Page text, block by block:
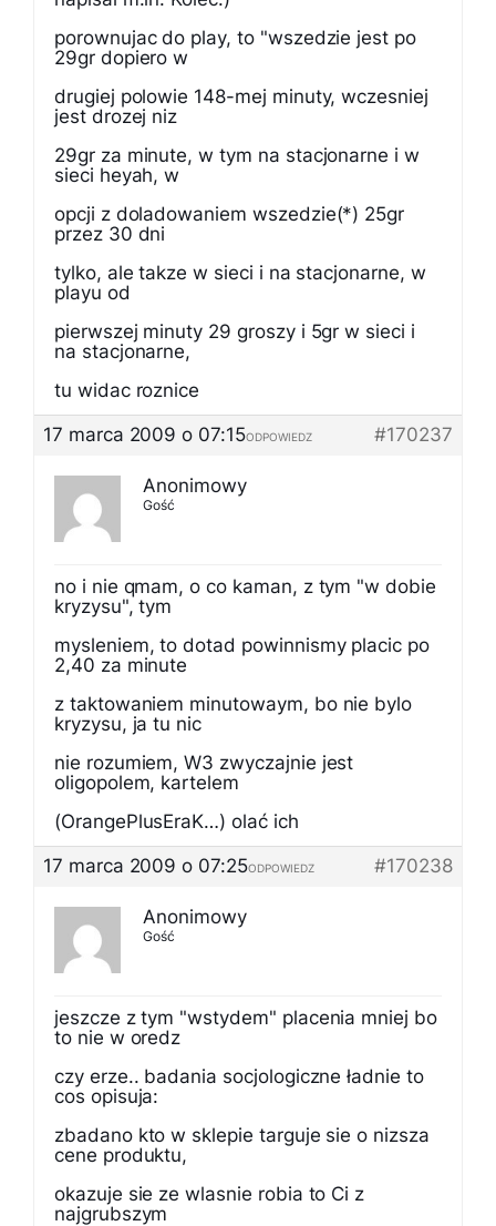
porownujac do play, to "wszedzie jest po
29gr dopiero w
drugiej polowie 148-mej minuty, wczesniej
jest drozej niz
29gr za minute, w tym na stacjonarne i w
sieci heyah, w
opcji z doladowaniem wszedzie(*) 25gr
przez 30 dni
tylko, ale takze w sieci i na stacjonarne, w
playu od
pierwszej minuty 29 groszy i 5gr w sieci i
na stacjonarne,
tu widac roznice
17 marca 2009 o 07:15
#170237
ODPOWIEDZ
Anonimowy
Gość
no i nie qmam, o co kaman, z tym "w dobie
kryzysu", tym
mysleniem, to dotad powinnismy placic po
2,40 za minute
z taktowaniem minutowaym, bo nie bylo
kryzysu, ja tu nic
nie rozumiem, W3 zwyczajnie jest
oligopolem, kartelem
(OrangePlusEraK…) olać ich
17 marca 2009 o 07:25
#170238
ODPOWIEDZ
Anonimowy
Gość
jeszcze z tym "wstydem" placenia mniej bo
to nie w oredz
czy erze.. badania socjologiczne ładnie to
cos opisuja:
zbadano kto w sklepie targuje sie o nizsza
cene produktu,
okazuje sie ze wlasnie robia to Ci z
najgrubszym